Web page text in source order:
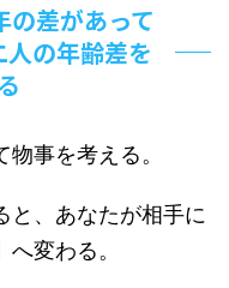
差があって
の年齢差を
事を考える。
と、あなたが相手に
へ変わる。